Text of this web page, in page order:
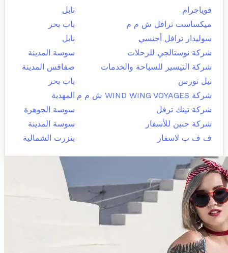
فوياجرام
نابل
ميكساست ترافل ش م م
باب بحر
سوليدار ترافل أجنسي
نابل
شركة نوستالجي للرحلات
سوسة المدينة
شركة التيسير للسياحة والخدمات
صفاقس المدينة
نيل تورس
باب بحر
شركة WIND WING VOYAGES ش م م
المهدية
شركة تينك ترفل
سوسة الجوهرة
شركة حنين للأسفار
سوسة المدينة
ف ف ب لاسفار
بنزرت الشمالية